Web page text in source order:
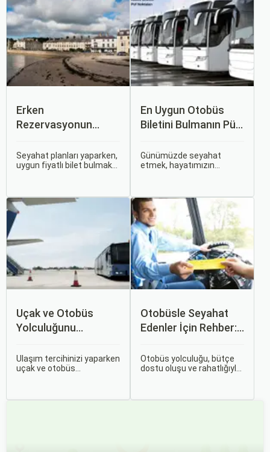
Erken
Rezervasyonun
Otobüs Bileti Satın
Alma İpuçları
Seyahat planları yaparken,
uygun fiyatlı bilet bulmak
erken rezervasyon
yapmak, yalnızca
zamanda daha kaliteli bir
yaşamanızı sağlar.
En Uygun Otobüs
Biletini Bulmanın Püf
Sorgulamax.com
İpuçları
Günümüzde seyahat
etmek, hayatımızın
seyahat etmek için çeşitli
ulaşım seçenekleri
arasından en uygun olanı
seçmek oldukça önemlidir.
Uçak ve Otobüs
Yolculuğunu
Sizin İçin Uygun?
Ulaşım tercihinizi yaparken
uçak ve otobüs
Otobüsle Seyahat
Edenler İçin Rehber:
Koltuk Seçimine
Otobüs yolculuğu, bütçe
dostu oluşu ve rahatlığıyla